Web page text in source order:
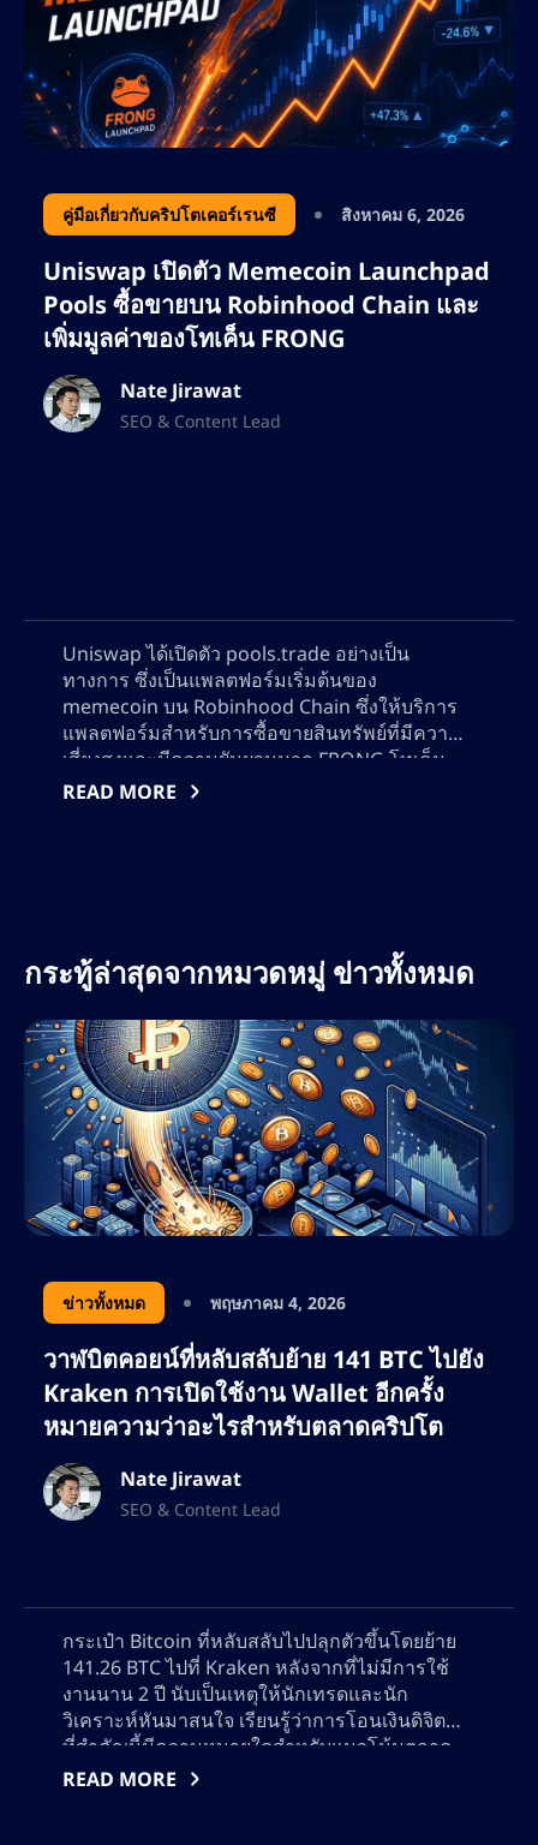
เติบโตอย่างยั่งยืน เขามุ่งเน้นไปที่การใช้
ประโยชน์จากคีย์เวิร์ดที่มีผู้สนใจสูง การ
วางแผนคอนเทนต์เชิงกลยุทธ์ และการวิเคราะห์
คู่แข่ง เพื่อให้มั่นใจว่า AltSignals ยังคงเป็นผู้นำ
ด้วยความหลงใหลในด้านการเงิน เทคโนโลยี
บล็อกเชน และการตลาดที่ขับเคลื่อนด้วยข้อมูล
เนทยังคงขยายขอบเขตในวงการ SEO อย่างต่อ
เนื่อง ช่วยให้แบรนด์ต่างๆ เพิ่มการมองเห็นทาง
ออนไลน์ให้สูงสุด และดึงดูดกลุ่มลูกค้าที่ภักดีทั้ง
เทรดเดอร์และนักลงทุน
คู่มือเกี่ยวกับคริปโตเคอร์เรนซี สิงหาคม 6, 2026
Uniswap เปิดตัว Memecoin Launchpad
Pools ซื้อขายบน Robinhood Chain และ
เพิ่มมูลค่าของโทเค็น FRONG
Nate Jirawat
SEO & Content Lead
Uniswap ได้เปิดตัว pools.trade อย่างเป็น
ทางการ ซึ่งเป็นแพลตฟอร์มเริ่มต้นของ
memecoin บน Robinhood Chain ซึ่งให้บริการ
แพลตฟอร์มสำหรับการซื้อขายสินทรัพย์ที่มีความ
เสี่ยงสูงและมีความผันผวนมาก FRONG โทเค็น
สูงสุดในแพลตฟอร์ม มีการเพิ่มขึ้นอย่างมากใน
READ MORE
กระทู้ล่าสุดจากหมวดหมู่ ข่าวทั้งหมด
ข่าวทั้งหมด พฤษภาคม 4, 2026
วาฬบิตคอยน์ที่หลับสลับย้าย 141 BTC ไปยัง
Kraken การเปิดใช้งาน Wallet อีกครั้ง
หมายความว่าอะไรสำหรับตลาดคริปโต
Nate Jirawat
SEO & Content Lead
กระเป๋า Bitcoin ที่หลับสลับไปปลุกตัวขึ้นโดยย้าย
141.26 BTC ไปที่ Kraken หลังจากที่ไม่มีการใช้
งานนาน 2 ปี นับเป็นเหตุให้นักเทรดและนัก
วิเคราะห์หันมาสนใจ เรียนรู้ว่าการโอนเงินดิจิตอล
ที่สำคัญนี้มีความหมายใดสำหรับแนวโน้มตลาด
Bitcoin สัญญาณการเปิดใช้งานของกระเป๋า และ
READ MORE